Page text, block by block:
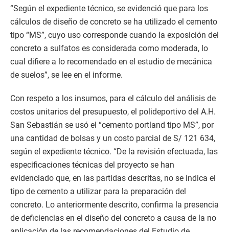
“Según el expediente técnico, se evidenció que para los
cálculos de diseño de concreto se ha utilizado el cemento
tipo “MS”, cuyo uso corresponde cuando la exposición del
concreto a sulfatos es considerada como moderada, lo
cual difiere a lo recomendado en el estudio de mecánica
de suelos”, se lee en el informe.
Con respeto a los insumos, para el cálculo del análisis de
costos unitarios del presupuesto, el polideportivo del A.H.
San Sebastián se usó el “cemento portland tipo MS”, por
una cantidad de bolsas y un costo parcial de S/ 121 634,
según el expediente técnico. “De la revisión efectuada, las
especificaciones técnicas del proyecto se han
evidenciado que, en las partidas descritas, no se indica el
tipo de cemento a utilizar para la preparación del
concreto. Lo anteriormente descrito, confirma la presencia
de deficiencias en el diseño del concreto a causa de la no